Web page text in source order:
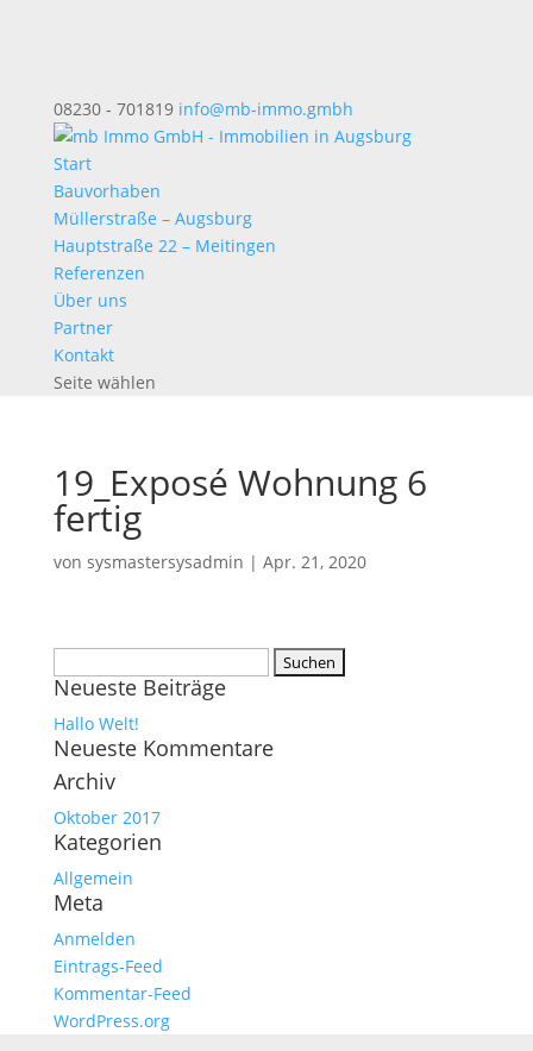
08230 - 701819 info@mb-immo.gmbh
Start
Bauvorhaben
Müllerstraße – Augsburg
Hauptstraße 22 – Meitingen
Referenzen
Über uns
Partner
Kontakt
Seite wählen
19_Exposé Wohnung 6
fertig
von sysmastersysadmin | Apr. 21, 2020
nach:
Neueste Beiträge
Hallo Welt!
Neueste Kommentare
Archiv
Oktober 2017
Kategorien
Allgemein
Meta
Anmelden
Eintrags-Feed
Kommentar-Feed
WordPress.org